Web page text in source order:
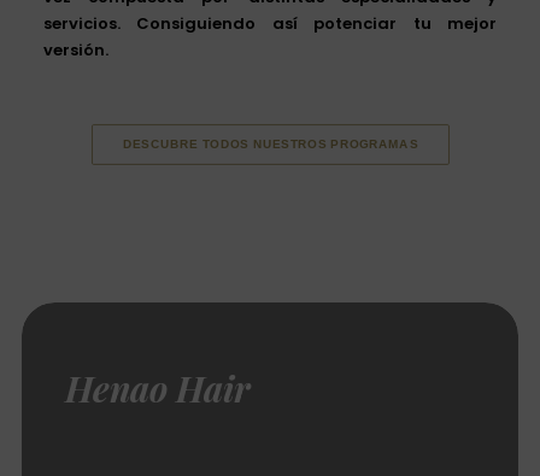
servicios. Consiguiendo así potenciar tu mejor
versión.
DESCUBRE TODOS NUESTROS PROGRAMAS
Henao Hair